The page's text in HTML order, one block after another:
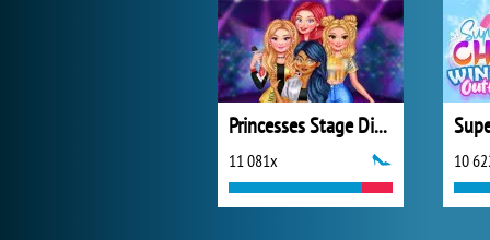
Princesses Stage Divas
11 081x 10